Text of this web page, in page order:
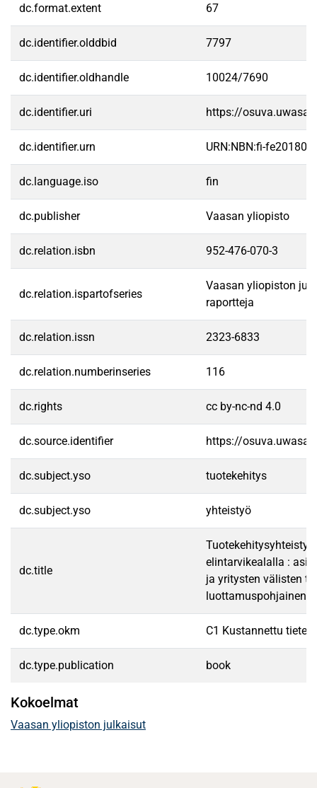
dc.format.extent 67
dc.identifier.olddbid 7797
dc.identifier.oldhandle 10024/7690
dc.identifier.uri https://
dc.identifier.urn URN:NBN:fi-
dc.language.iso fin
dc.publisher Vaasan yliopisto
dc.relation.isbn 952-476-070-3
dc.relation.ispartofseries
Vaasan yliopiston
raportteja
dc.relation.issn 2323-6833
dc.relation.numberinseries 116
dc.rights cc by-nc-nd 4.0
dc.source.identifier https://
dc.subject.yso tuotekehitys
dc.subject.yso yhteistyö
dc.title
elintarvikealalla :
ja yritysten välisten
luottamuspohjainen
dc.type.okm C1 Kustannettu
dc.type.publication book
Kokoelmat
Vaasan yliopiston julkaisut